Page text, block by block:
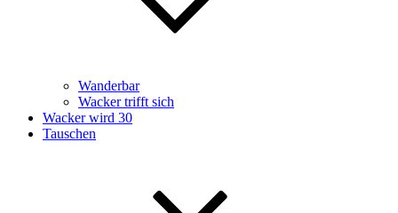
Wanderbar
Wacker trifft sich
Wacker wird 30
Tauschen